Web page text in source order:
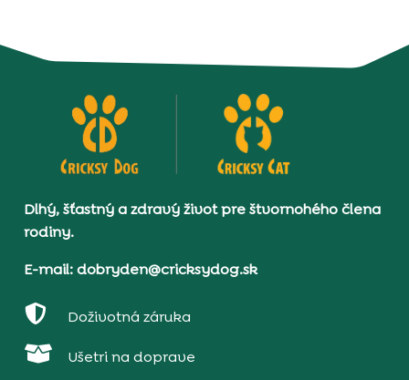
Dlhý, šťastný a zdravý život pre štvornohého člena
rodiny.
E-mail: dobryden@cricksydog.sk
 Doživotná záruka
 Ušetri na doprave